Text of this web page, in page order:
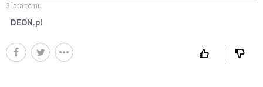
3 lata temu
DEON.pl